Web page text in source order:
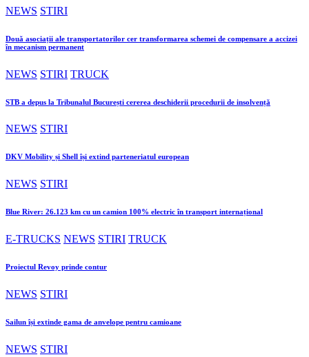
NEWS STIRI
Două asociații ale transportatorilor cer transformarea schemei de compensare a accizei
în mecanism permanent
NEWS STIRI TRUCK
STB a depus la Tribunalul București cererea deschiderii procedurii de insolvență
NEWS STIRI
DKV Mobility și Shell își extind parteneriatul european
NEWS STIRI
Blue River: 26.123 km cu un camion 100% electric în transport internațional
E-TRUCKS NEWS STIRI TRUCK
Proiectul Revoy prinde contur
NEWS STIRI
Sailun își extinde gama de anvelope pentru camioane
NEWS STIRI